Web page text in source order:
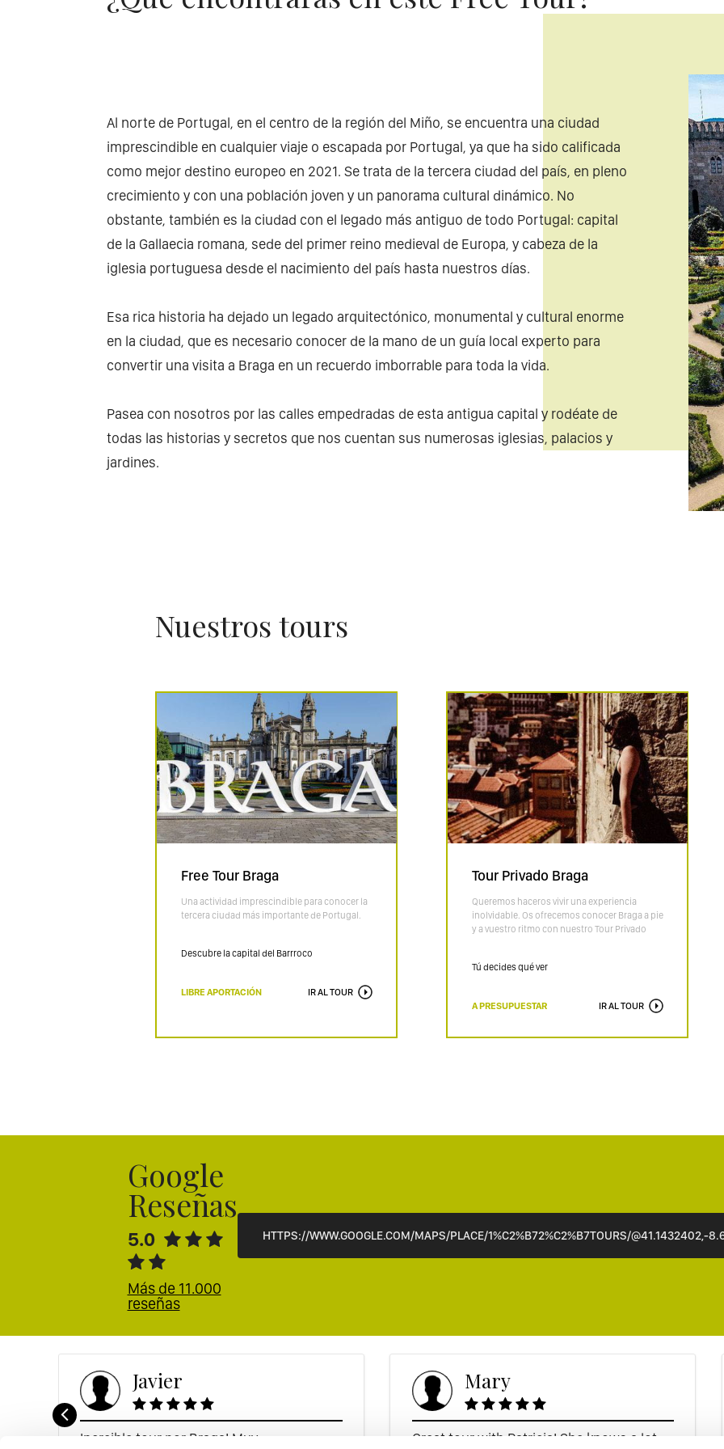
Al norte de Portugal, en el centro de la región del Miño, se encuentra una ciudad
imprescindible en cualquier viaje o escapada por Portugal, ya que ha sido calificada
como mejor destino europeo en 2021. Se trata de la tercera ciudad del país, en pleno
crecimiento y con una población joven y un panorama cultural dinámico. No
obstante, también es la ciudad con el legado más antiguo de todo Portugal: capital
de la Gallaecia romana, sede del primer reino medieval de Europa, y cabeza de la
iglesia portuguesa desde el nacimiento del país hasta nuestros días.
Esa rica historia ha dejado un legado arquitectónico, monumental y cultural enorme
en la ciudad, que es necesario conocer de la mano de un guía local experto para
convertir una visita a Braga en un recuerdo imborrable para toda la vida.
Pasea con nosotros por las calles empedradas de esta antigua capital y rodéate de
todas las historias y secretos que nos cuentan sus numerosas iglesias, palacios y
jardines.
Nuestros tours
Free Tour Braga
Una actividad imprescindible para conocer la
tercera ciudad más importante de Portugal.
Descubre la capital del Barrroco
LIBRE APORTACIÓN IR AL TOUR
Tour Privado Braga
Queremos haceros vivir una experiencia
inolvidable. Os ofrecemos conocer Braga a pie
y a vuestro ritmo con nuestro Tour Privado
Tú decides qué ver
A PRESUPUESTAR IR AL TOUR
Google
Reseñas
5.0
Más de 11.000
reseñas
HTTPS://WWW.GOOGLE.COM/MAPS/PLACE/1%C2%B72%C2%B7TOURS/
Javier
Increible tour por Braga! Muy
Mary
Great tour with Patricia! She knows a lot